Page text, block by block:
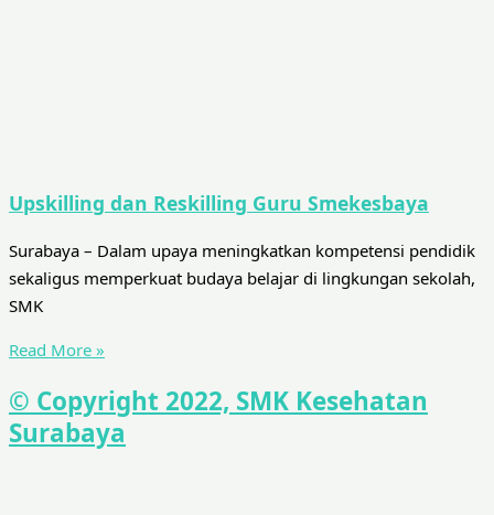
Upskilling dan Reskilling Guru Smekesbaya
Surabaya – Dalam upaya meningkatkan kompetensi pendidik
sekaligus memperkuat budaya belajar di lingkungan sekolah,
SMK
Read More »
© Copyright 2022, SMK Kesehatan
Surabaya